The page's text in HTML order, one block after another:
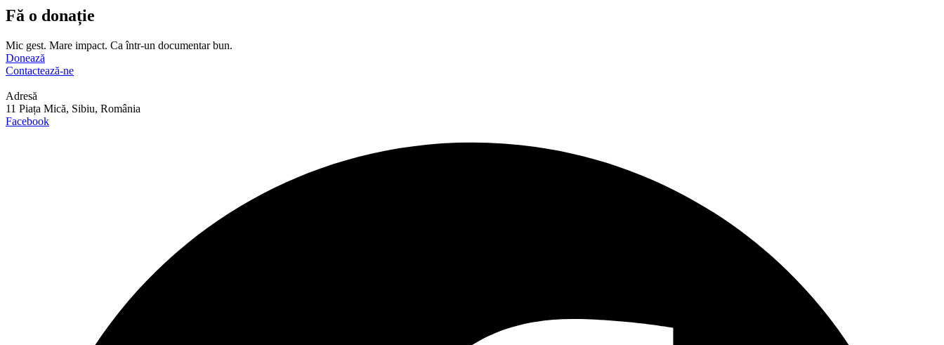
Fă o donație
Mic gest. Mare impact. Ca într-un documentar bun.
Donează
Contactează-ne
Adresă
11 Piața Mică, Sibiu, România
Facebook